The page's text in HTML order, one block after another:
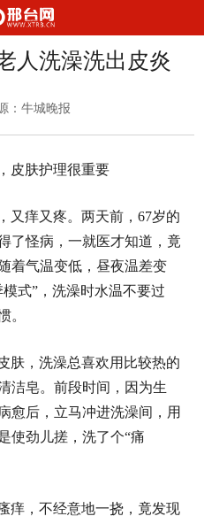
人洗澡洗出皮炎
：牛城晚报
皮肤护理很重要
又痒又疼。两天前，67岁的
了怪病，一就医才知道，竟
着气温变低，昼夜温差变
式”，洗澡时水温不要过
。
肤，洗澡总喜欢用比较热的
洁皂。前段时间，因为生
愈后，立马冲进洗澡间，用
使劲儿搓，洗了个“痛
痒，不经意地一挠，竟发现